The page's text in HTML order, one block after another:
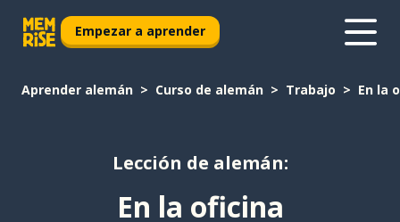
Empezar a aprender
Aprender alemán Curso de alemán Trabajo En la
Lección de alemán:
En la oficina